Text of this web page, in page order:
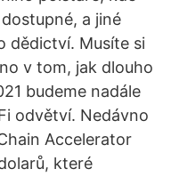
a jiné
dědictví. Musíte si
v tom, jak dlouho
budeme nadále
odvětví. Nedávno
Accelerator
které